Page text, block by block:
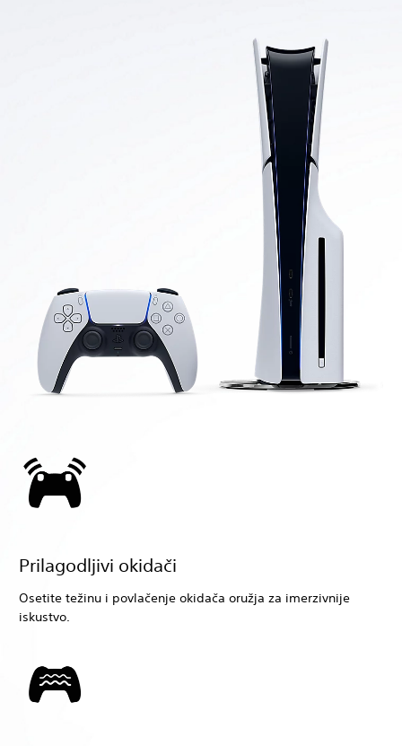
Prilagodljivi okidači
Osetite težinu i povlačenje okidača oružja za imerzivnije
iskustvo.